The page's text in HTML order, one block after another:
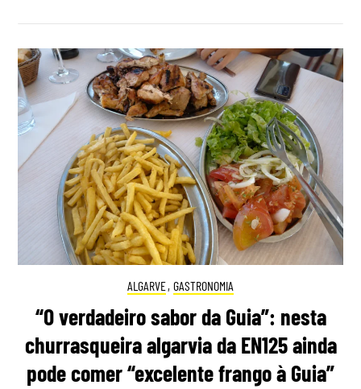
ALGARVE, GASTRONOMIA
“O verdadeiro sabor da Guia”: nesta
churrasqueira algarvia da EN125 ainda
pode comer “excelente frango à Guia”